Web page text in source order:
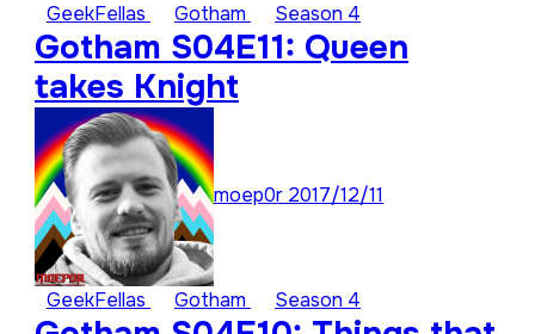
GeekFellas Gotham Season 4
Gotham S04E11: Queen
takes Knight
moep0r 2017/12/11
GeekFellas Gotham Season 4